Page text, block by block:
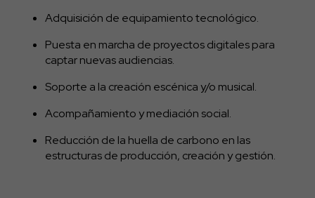
Adquisición de equipamiento tecnológico.
Puesta en marcha de proyectos digitales para
captar nuevas audiencias.
Soporte a la creación escénica y/o musical.
Acompañamiento y mediación social.
Reducción de la huella de carbono en las
estructuras de producción, creación y gestión.